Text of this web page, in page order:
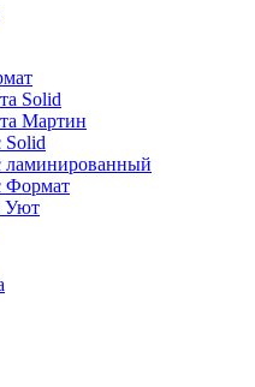
Solid
Мартин
Solid
ламинированный
Формат
Уют